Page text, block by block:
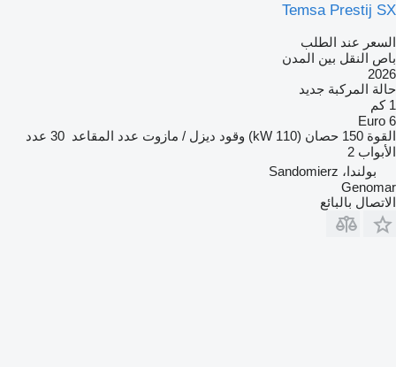
Temsa Prestij SX
السعر عند الطلب
باص النقل بين المدن
2026
حالة المركبة جديد
1 كم
Euro 6
القوة 150 حصان (110 kW) وقود ديزل / مازوت عدد المقاعد 30 عدد
الأبواب 2
بولندا، Sandomierz
Genomar
الاتصال بالبائع